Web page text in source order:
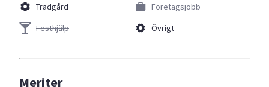
Trädgård
Festhjälp
Företagsjobb
Övrigt
Meriter